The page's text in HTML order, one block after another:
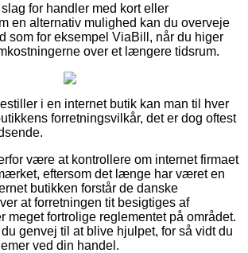
for handler med kort eller
en alternativ mulighed kan du overveje
som for eksempel ViaBill, når du higer
over et længere tidsrum.
i en internet butik kan man til hver
forretningsvilkår, det er dog oftest
være at kontrollere om internet firmaet
eftersom det længe har været en
butikken forstår de danske
at forretningen tit besigtiges af
meget fortrolige reglementet på området.
genvej til at blive hjulpet, for så vidt du
ved din handel.